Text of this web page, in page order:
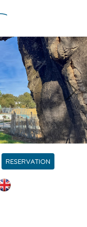
RESERVATION